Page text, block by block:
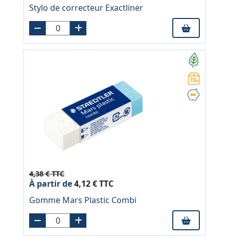
Stylo de correcteur Exactliner
4,38 € TTC
À partir de4,12 € TTC
Gomme Mars Plastic Combi